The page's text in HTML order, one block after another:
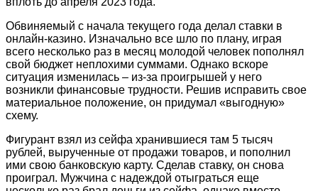
Обвиняемый с начала текущего года делал ставки в
онлайн-казино. Изначально все шло по плану, играя
всего несколько раз в месяц молодой человек пополнял
свой бюджет неплохими суммами. Однако вскоре
ситуация изменилась – из-за проигрышей у него
возникли финансовые трудности. Решив исправить свое
материальное положение, он придумал «выгодную»
схему.
Фигурант взял из сейфа хранившиеся там 5 тысяч
рублей, вырученные от продажи товаров, и пополнил
ими свою банковскую карту. Сделав ставку, он снова
проиграл. Мужчина с надеждой отыграться еще